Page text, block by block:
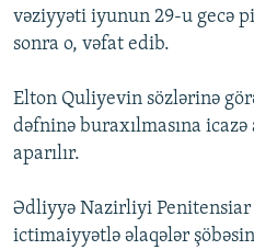
vəziyyəti iyunun 29-u gecə
sonra o, vəfat edib.
Elton Quliyevin sözlərinə
dəfninə buraxılmasına
aparılır.
Ədliyyə Nazirliyi
ictimaiyyətlə əlaqələr